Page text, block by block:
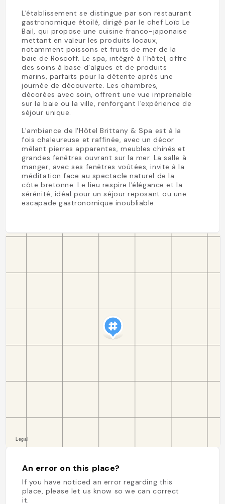
L'établissement se distingue par son restaurant
gastronomique étoilé, dirigé par le chef Loïc Le
Bail, qui propose une cuisine franco-japonaise
mettant en valeur les produits locaux,
notamment poissons et fruits de mer de la
baie de Roscoff. Le spa, intégré à l'hôtel, offre
des soins à base d'algues et de produits
marins, parfaits pour la détente après une
journée de découverte. Les chambres,
décorées avec soin, offrent une vue imprenable
sur la baie ou la ville, renforçant l'expérience de
séjour unique.
L'ambiance de l'Hôtel Brittany & Spa est à la
fois chaleureuse et raffinée, avec un décor
mêlant pierres apparentes, meubles chinés et
grandes fenêtres ouvrant sur la mer. La salle à
manger, avec ses fenêtres voûtées, invite à la
méditation face au spectacle naturel de la
côte bretonne. Le lieu respire l'élégance et la
sérénité, idéal pour un séjour reposant ou une
escapade gastronomique inoubliable.
An error on this place?
If you have noticed an error regarding this
place, please let us know so we can correct
it.